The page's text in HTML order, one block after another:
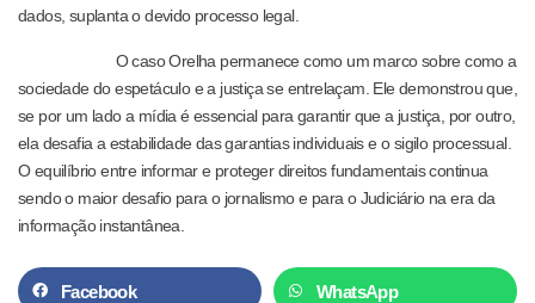
dados, suplanta o devido processo legal.
O caso Orelha permanece como um marco sobre como a
sociedade do espetáculo e a justiça se entrelaçam. Ele demonstrou que,
se por um lado a mídia é essencial para garantir que a justiça, por outro,
ela desafia a estabilidade das garantias individuais e o sigilo processual.
O equilíbrio entre informar e proteger direitos fundamentais continua
sendo o maior desafio para o jornalismo e para o Judiciário na era da
informação instantânea.
Facebook WhatsApp